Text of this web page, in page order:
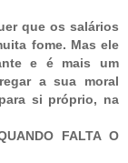
que os salários
fome. Mas ele
e é mais um
a sua moral
si próprio, na
FALTA O